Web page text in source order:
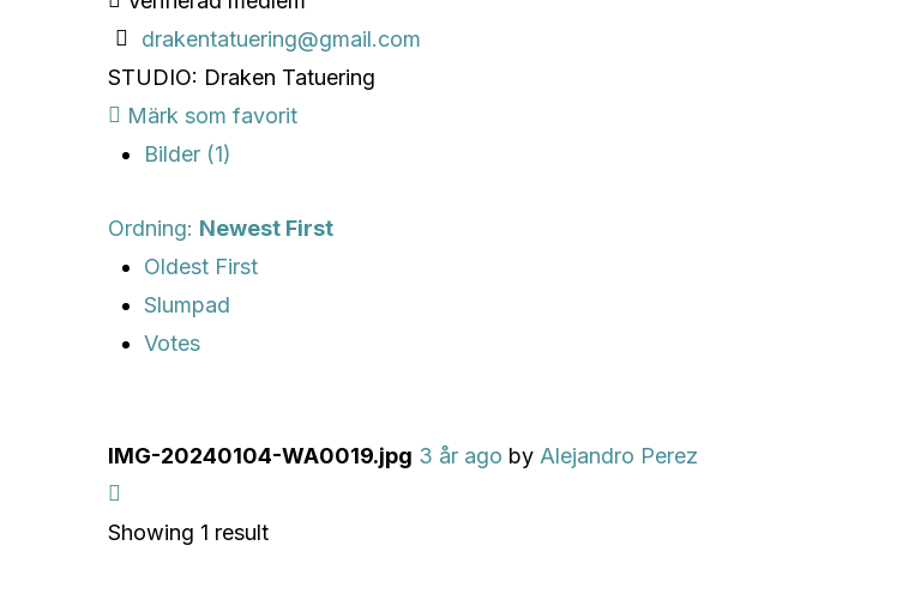
drakentatuering@gmail.com
STUDIO: Draken Tatuering
Märk som favorit
Bilder (1)
Ordning: Newest First
Oldest First
Slumpad
Votes
IMG-20240104-WA0019.jpg 3 år ago by Alejandro Perez
Showing 1 result